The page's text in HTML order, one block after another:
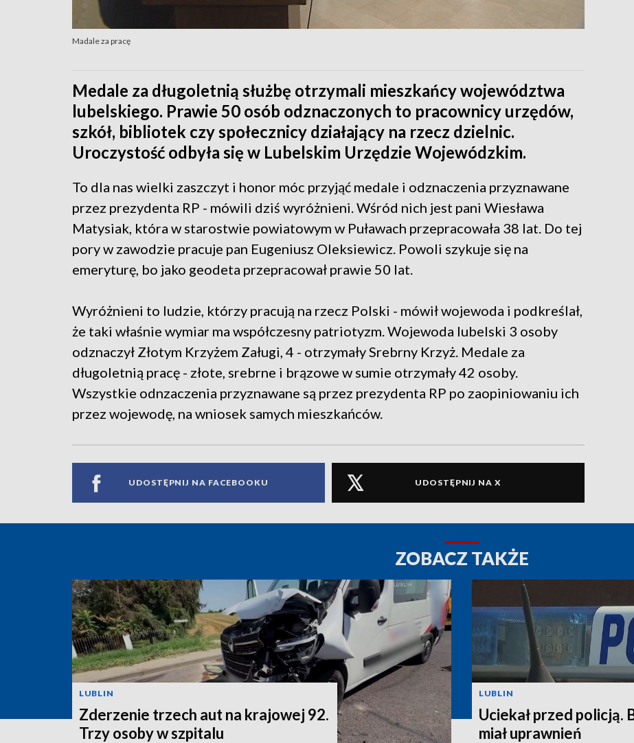
Madale za pracę
Medale za długoletnią służbę otrzymali mieszkańcy województwa
lubelskiego. Prawie 50 osób odznaczonych to pracownicy urzędów,
szkół, bibliotek czy społecznicy działający na rzecz dzielnic.
Uroczystość odbyła się w Lubelskim Urzędzie Wojewódzkim.
To dla nas wielki zaszczyt i honor móc przyjąć medale i odznaczenia przyznawane
przez prezydenta RP - mówili dziś wyróżnieni. Wśród nich jest pani Wiesława
Matysiak, która w starostwie powiatowym w Puławach przepracowała 38 lat. Do tej
pory w zawodzie pracuje pan Eugeniusz Oleksiewicz. Powoli szykuje się na
emeryturę, bo jako geodeta przepracował prawie 50 lat.
Wyróżnieni to ludzie, którzy pracują na rzecz Polski - mówił wojewoda i podkreślał,
że taki właśnie wymiar ma współczesny patriotyzm. Wojewoda lubelski 3 osoby
odznaczył Złotym Krzyżem Załugi, 4 - otrzymały Srebrny Krzyż. Medale za
długoletnią pracę - złote, srebrne i brązowe w sumie otrzymały 42 osoby.
Wszystkie odnzaczenia przyznawane są przez prezydenta RP po zaopiniowaniu ich
przez wojewodę, na wniosek samych mieszkańców.
UDOSTĘPNIJ NA FACEBOOKU UDOSTĘPNIJ NA X
ZOBACZ TAKŻE
LUBLIN
Zderzenie trzech aut na krajowej 92.
Trzy osoby w szpitalu
LUBLIN
Uciekał przed policją.
miał uprawnień